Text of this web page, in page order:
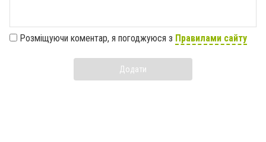
Розміщуючи коментар, я погоджуюся з Правилами сайту
Додати